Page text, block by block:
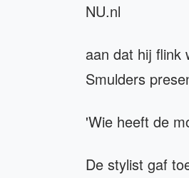
NU.nl
aan dat hij flink
Smulders
'Wie heeft de
De stylist gaf